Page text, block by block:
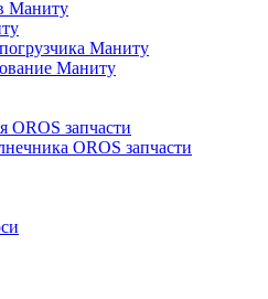
Маниту
Маниту
Маниту
OROS запчасти
OROS запчасти